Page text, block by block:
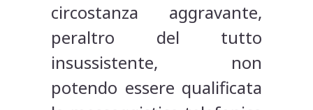
circostanza aggravante,
peraltro del tutto
insussistente, non
potendo essere qualificata